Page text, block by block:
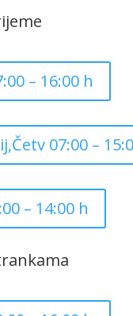
– 16:00 h
07:00 –
– 14:00 h